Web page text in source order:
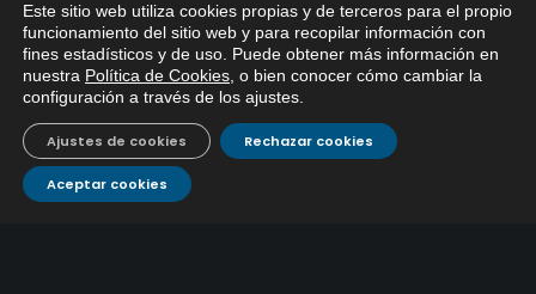
Caracterización ZA Córdoba Red Quemadas- 1ª Sem
2026
9 julio, 2026
Caracterización ZA Córdoba Red Carrera Caballo-1º
Sem 2026
9 julio, 2026
Este sitio web utiliza cookies propias y de terceros para el propio
funcionamiento del sitio web y para recopilar información con
fines estadísticos y de uso. Puede obtener más información en
nuestra Política de Cookies , o bien conocer cómo cambiar la
configuración a través de los ajustes
Aceptar cookies
Rechazar cookies
Ajustes de cookies
Si tiene cualquier duda sobre
EMACSA, haga click abajo.